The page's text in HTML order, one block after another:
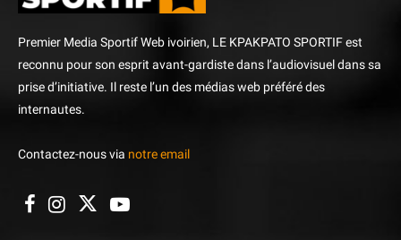
Premier Media Sportif Web ivoirien, LE KPAKPATO SPORTIF est
reconnu pour son esprit avant-gardiste dans l’audiovisuel dans sa
prise d’initiative. Il reste l’un des médias web préféré des
internautes.
Contactez-nous via notre email